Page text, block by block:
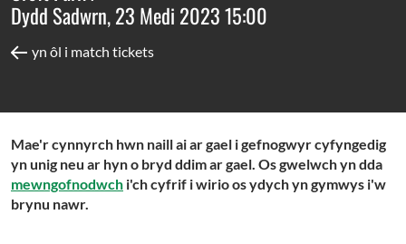
Dydd Sadwrn, 23 Medi 2023 15:00
yn ôl i match tickets
Mae'r cynnyrch hwn naill ai ar gael i gefnogwyr cyfyngedig
yn unig neu ar hyn o bryd ddim ar gael. Os gwelwch yn dda
mewngofnodwch i'ch cyfrif i wirio os ydych yn gymwys i'w
brynu nawr.